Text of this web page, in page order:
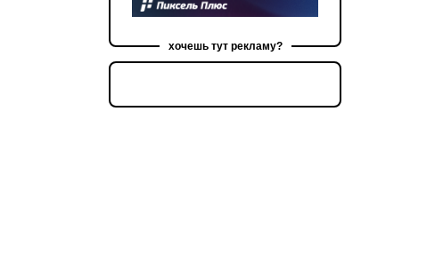
хочешь тут рекламу?